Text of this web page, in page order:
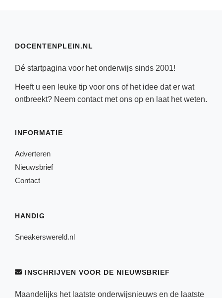
DOCENTENPLEIN.NL
Dé startpagina voor het onderwijs sinds 2001!
Heeft u een leuke tip voor ons of het idee dat er wat
ontbreekt? Neem contactmet ons op en laat het weten.
INFORMATIE
Adverteren
Nieuwsbrief
Contact
HANDIG
Sneakerswereld.nl
INSCHRIJVEN VOOR DE NIEUWSBRIEF
Maandelijks het laatste onderwijsnieuws en de laatste